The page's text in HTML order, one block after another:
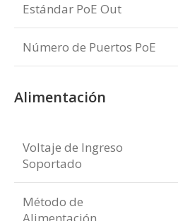
Estándar PoE Out
Número de Puertos PoE
Alimentación
Voltaje de Ingreso
Soportado
Método de